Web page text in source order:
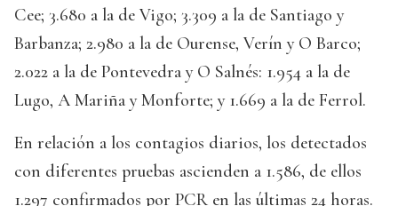
Cee; 3.680 a la de Vigo; 3.309 a la de Santiago y
Barbanza; 2.980 a la de Ourense, Verín y O Barco;
2.022 a la de Pontevedra y O Salnés: 1.954 a la de
Lugo, A Mariña y Monforte; y 1.669 a la de Ferrol.
En relación a los contagios diarios, los detectados
con diferentes pruebas ascienden a 1.586, de ellos
1.297 confirmados por PCR en las últimas 24 horas.